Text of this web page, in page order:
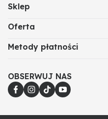
Sklep
Oferta
Metody płatności
OBSERWUJ NAS